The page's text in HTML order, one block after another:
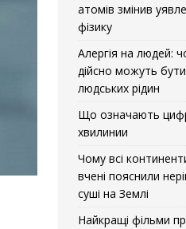
атомів змінив
фізику
Алергія на людей:
дійсно можуть
людських рідин
Що означають
хвилинии
Чому всі
вчені пояснили
суші на Землі
Найкращі фільми